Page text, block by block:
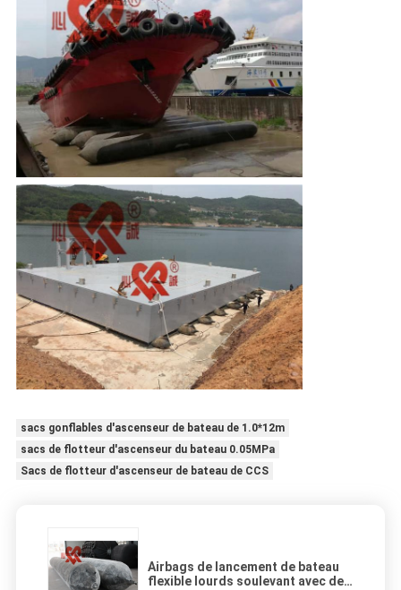
sacs gonflables d'ascenseur de bateau de 1.0*12m
sacs de flotteur d'ascenseur du bateau 0.05MPa
Sacs de flotteur d'ascenseur de bateau de CCS
Airbags de lancement de bateau
flexible lourds soulevant avec des